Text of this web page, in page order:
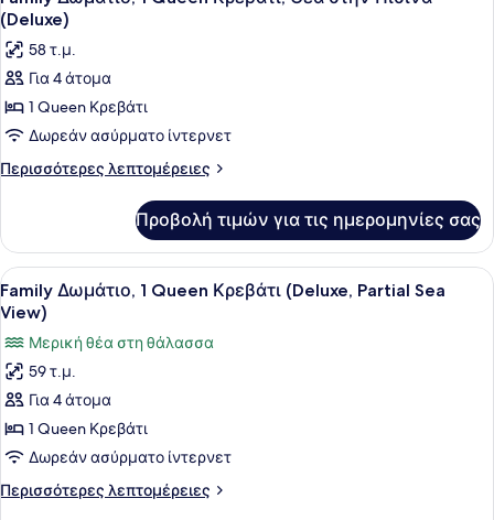
Κρεβάτι,
Θέα
στον
Κήπο
όλων
των
φωτογραφιών
για
Family
Δωμάτιο,
1
Θέα
στην
Πισίνα
(Deluxe)
(Deluxe)
58 τ.μ.
Για 4 άτομα
1 Queen Κρεβάτι
Δωρεάν ασύρματο ίντερνετ
Περισσότερες λεπτομέρειες
Περισσότερες
Δωμάτιο,
Queen
Κρεβάτι,
στην
Πισίνα
(Deluxe)
Προβολή τιμών για τις ημερομηνίες σας
Προβολή
όλων
των
φωτογραφιών
για
Family
Δωμάτιο,
1
Queen
Κρεβάτι
Ένα μοντέρνο σαλόνι με έναν
3
Family Δωμάτιο, 1 Queen Κρεβάτι (Deluxe, Partial Sea
View)
Μερική θέα στη θάλασσα
59 τ.μ.
Για 4 άτομα
1 Queen Κρεβάτι
Δωρεάν ασύρματο ίντερνετ
Περισσότερες λεπτομέρειες
Περισσότερες